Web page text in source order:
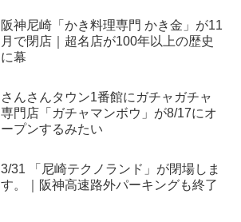
阪神尼崎「かき料理専門 かき金」が11
月で閉店｜超名店が100年以上の歴史
に幕
さんさんタウン1番館にガチャガチャ
専門店「ガチャマンボウ」が8/17にオ
ープンするみたい
3/31 「尼崎テクノランド」が閉場しま
す。｜阪神高速路外パーキングも終了